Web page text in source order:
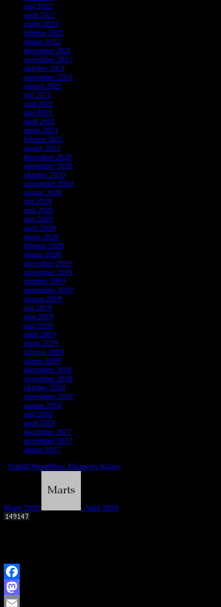
maj 2022
april 2022
marts 2022
februar 2022
januar 2022
december 2021
november 2021
oktober 2021
september 2021
august 2021
juli 2021
juni 2021
maj 2021
april 2021
marts 2021
februar 2021
januar 2021
december 2020
november 2020
oktober 2020
september 2020
august 2020
juli 2020
juni 2020
maj 2020
april 2020
marts 2020
februar 2020
januar 2020
december 2019
november 2019
oktober 2019
september 2019
august 2019
juli 2019
juni 2019
maj 2019
april 2019
marts 2019
februar 2019
januar 2019
december 2018
november 2018
oktober 2018
september 2018
august 2018
maj 2018
april 2018
december 2017
november 2017
januar 2017
Enfold WordPress Theme by Kriesi
Marts 2020 April 2020
Facebook
Mastodon